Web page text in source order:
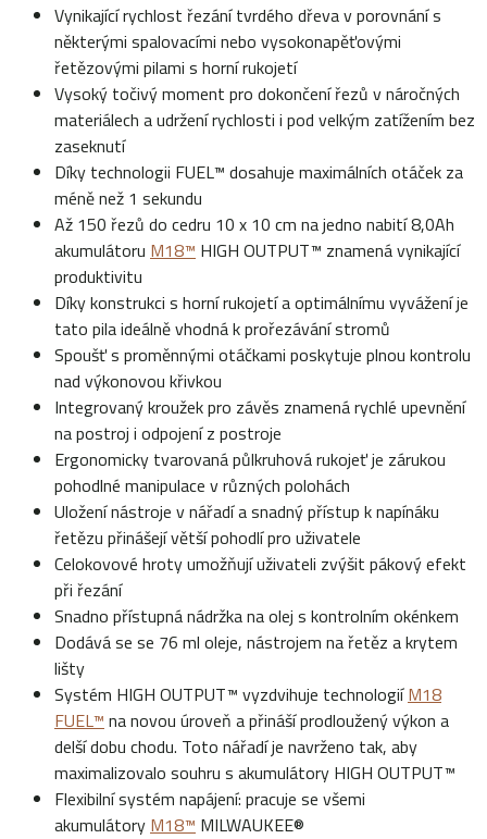
Vynikající rychlost řezání tvrdého dřeva v porovnání s
některými spalovacími nebo vysokonapěťovými
řetězovými pilami s horní rukojetí
Vysoký točivý moment pro dokončení řezů v náročných
materiálech a udržení rychlosti i pod velkým zatížením bez
zaseknutí
Díky technologii FUEL™ dosahuje maximálních otáček za
méně než 1 sekundu
Až 150 řezů do cedru 10 x 10 cm na jedno nabití 8,0Ah
akumulátoru M18™ HIGH OUTPUT™ znamená vynikající
produktivitu
Díky konstrukci s horní rukojetí a optimálnímu vyvážení je
tato pila ideálně vhodná k prořezávání stromů
Spoušť s proměnnými otáčkami poskytuje plnou kontrolu
nad výkonovou křivkou
Integrovaný kroužek pro závěs znamená rychlé upevnění
na postroj i odpojení z postroje
Ergonomicky tvarovaná půlkruhová rukojeť je zárukou
pohodlné manipulace v různých polohách
Uložení nástroje v nářadí a snadný přístup k napínáku
řetězu přinášejí větší pohodlí pro uživatele
Celokovové hroty umožňují uživateli zvýšit pákový efekt
při řezání
Snadno přístupná nádržka na olej s kontrolním okénkem
Dodává se se 76 ml oleje, nástrojem na řetěz a krytem
lišty
Systém HIGH OUTPUT™ vyzdvihuje technologiíM18
FUEL™ na novou úroveň a přináší prodloužený výkon a
delší dobu chodu. Toto nářadí je navrženo tak, aby
maximalizovalo souhru s akumulátory HIGH OUTPUT™
Flexibilní systém napájení: pracuje se všemi
akumulátory M18™ MILWAUKEE®